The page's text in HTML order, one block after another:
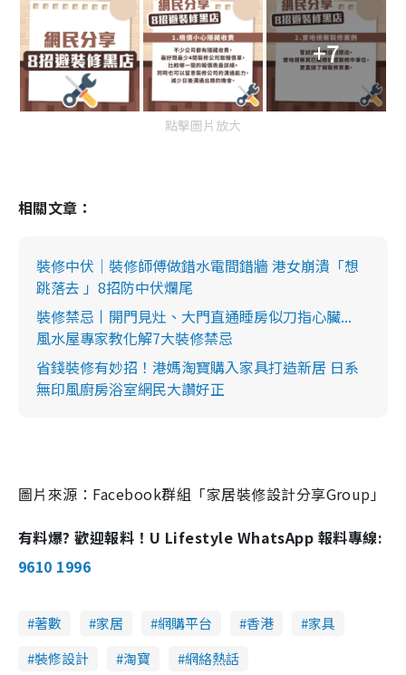
+7
點擊圖片放大
相關文章：
裝修中伏｜裝修師傅做錯水電間錯牆 港女崩潰「想
跳落去 」8招防中伏爛尾
裝修禁忌丨開門見灶、大門直通睡房似刀指心臟...
風水屋專家教化解7大裝修禁忌
省錢裝修有妙招！港媽淘寶購入家具打造新居 日系
無印風廚房浴室網民大讚好正
圖片來源：Facebook群組「家居裝修設計分享Group」
有料爆? 歡迎報料！U Lifestyle WhatsApp 報料專線:
9610 1996
著數 家居 網購平台 香港
家具
裝修設計
淘寶 網絡熱話